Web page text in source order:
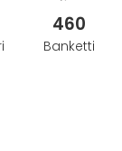
460
Banketti